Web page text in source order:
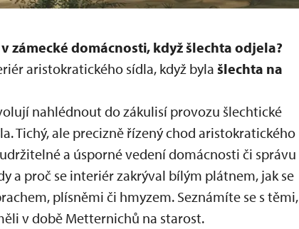
zámecké domácnosti, když šlechta odjela?
aristokratického sídla, když byla šlechta na
nahlédnout do zákulisí provozu šlechtické
Tichý, ale precizně řízený chod aristokratického
a úsporné vedení domácnosti či správu
a proč se interiér zakrýval bílým plátnem, jak se
plísněmi či hmyzem. Seznámíte se s těmi,
v době Metternichů na starost.